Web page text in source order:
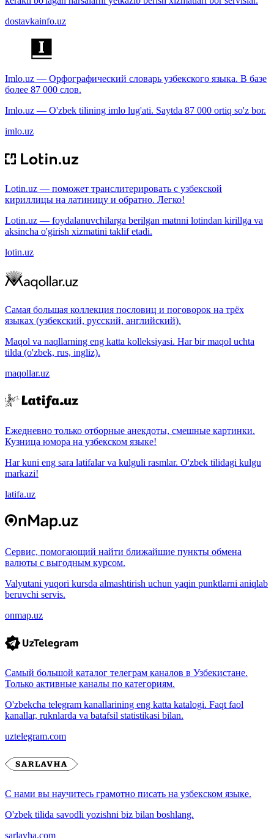
dostavkainfo.uz
Imlo.uz — Орфографический словарь узбекского языка. В базе
более 87 000 слов.
Imlo.uz — O'zbek tilining imlo lug'ati. Saytda 87 000 ortiq so'z bor.
imlo.uz
Lotin.uz — поможет транслитерировать с узбекской
кириллицы на латиницу и обратно. Легко!
Lotin.uz — foydalanuvchilarga berilgan matnni lotindan kirillga va
aksincha o'girish xizmatini taklif etadi.
lotin.uz
Самая большая коллекция пословиц и поговорок на трёх
языках (узбекский, русский, английский).
Maqol va naqllarning eng katta kolleksiyasi. Har bir maqol uchta
tilda (o'zbek, rus, ingliz).
maqollar.uz
Ежедневно только отборные анекдоты, смешные картинки.
Кузница юмора на узбекском языке!
Har kuni eng sara latifalar va kulguli rasmlar. O'zbek tilidagi kulgu
markazi!
latifa.uz
Сервис, помогающий найти ближайшие пункты обмена
валюты с выгодным курсом.
Valyutani yuqori kursda almashtirish uchun yaqin punktlarni aniqlab
beruvchi servis.
onmap.uz
Самый большой каталог телеграм каналов в Узбекистане.
Только активные каналы по категориям.
O'zbekcha telegram kanallarining eng katta katalogi. Faqt faol
kanallar, ruknlarda va batafsil statistikasi bilan.
uztelegram.com
С нами вы научитесь грамотно писать на узбекском языке.
O'zbek tilida savodli yozishni biz bilan boshlang.
sarlavha.com